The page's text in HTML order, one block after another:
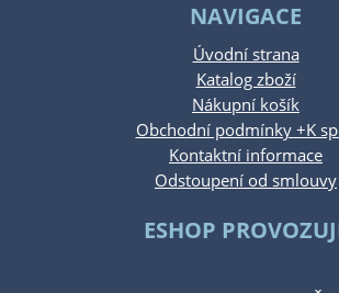
NAVIGACE
Úvodní strana
Katalog zboží
Nákupní košík
Obchodní podmínky +K
Kontaktní informace
Odstoupení od smlouvy
ESHOP